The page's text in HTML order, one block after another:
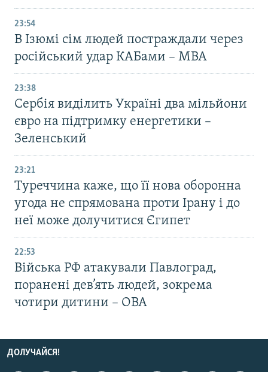
23:54
В Ізюмі сім людей постраждали через
російський удар КАБами – МВА
23:38
Сербія виділить Україні два мільйони
євро на підтримку енергетики –
Зеленський
23:21
Туреччина каже, що її нова оборонна
угода не спрямована проти Ірану і до
неї може долучитися Єгипет
22:53
Війська РФ атакували Павлоград,
поранені дев’ять людей, зокрема
чотири дитини – ОВА
ДОЛУЧАЙСЯ!